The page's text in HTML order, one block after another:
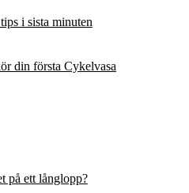
i sista minuten
din första Cykelvasa
på ett långlopp?